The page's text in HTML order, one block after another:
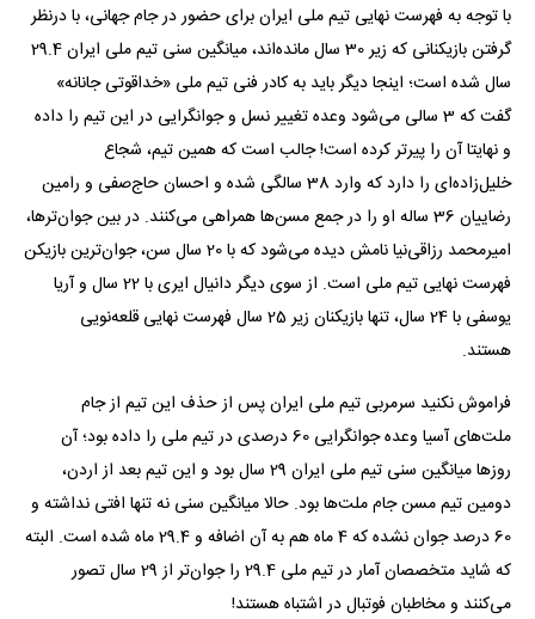
با توجه به فهرست نهایی تیم ملی ایران برای حضور در جام جهانی، با درنظر
گرفتن بازیکنانی که زیر 30 سال مانده‌اند، میانگین سنی تیم ملی ایران 29.4
سال شده است؛ اینجا دیگر باید به کادر فنی تیم ملی «خداقوتی جانانه»
گفت که 3 سالی می‌شود وعده تغییر نسل و جوانگرایی در این تیم را داده
و نهایتا آن را پیرتر کرده است! جالب است که همین تیم، شجاع
خلیل‌زاده‌ای را دارد که وارد 38 سالگی شده و احسان حاج‌صفی و رامین
رضاییان 36 ساله او را در جمع مسن‌ها همراهی می‌کنند. در بین جوان‌ترها،
امیرمحمد رزاقی‌نیا نامش دیده می‌شود که با 20 سال سن، جوان‌ترین بازیکن
فهرست نهایی تیم ملی است. از سوی دیگر دانیال ایری با 22 سال و آریا
یوسفی با 24 سال، تنها بازیکنان زیر 25 سال فهرست نهایی قلعه‌نویی
هستند.
فراموش نکنید سرمربی تیم ملی ایران پس از حذف این تیم از جام
ملت‌های آسیا وعده جوانگرایی 60 درصدی در تیم ملی را داده بود؛ آن
روزها میانگین سنی تیم ملی ایران 29 سال بود و این تیم بعد از اردن،
دومین تیم مسن جام ملت‌ها بود. حالا میانگین سنی نه تنها افتی نداشته و
60 درصد جوان نشده که 4 ماه هم به آن اضافه و 29.4 ماه شده است. البته
که شاید متخصصان آمار در تیم ملی 29.4 را جوان‌تر از 29 سال تصور
می‌کنند و مخاطبان فوتبال در اشتباه هستند!